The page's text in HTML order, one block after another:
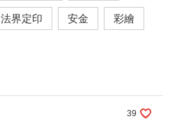
法界定印 安金 彩繪
39